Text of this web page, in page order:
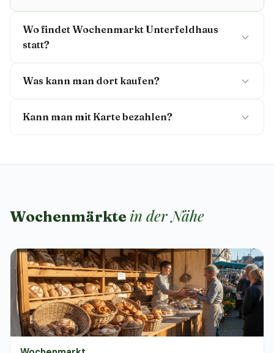
Wo findet Wochenmarkt Unterfeldhaus
statt?
Was kann man dort kaufen?
Kann man mit Karte bezahlen?
Wochenmärkte in der Nähe